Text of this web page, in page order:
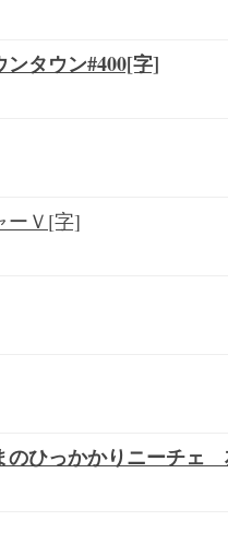
タウン#400[字]
ーＶ[字]
のひっかかりニーチェ